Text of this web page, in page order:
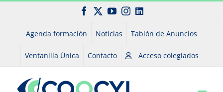
Saltar
Facebook
X YouTubeInstagram
LinkedIn
Agenda formación Noticias Tablón de Anuncios
Ventanilla Única Contacto Acceso colegiados